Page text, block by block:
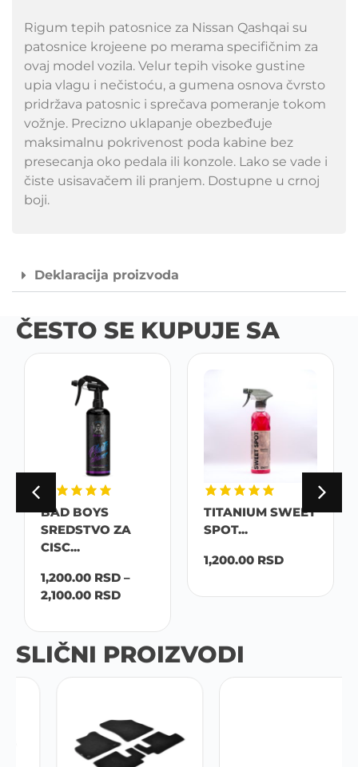
Rigum tepih patosnice za Nissan Qashqai su
patosnice krojeene po merama specifičnim za
ovaj model vozila. Velur tepih visoke gustine
upia vlagu i nečistoću, a gumena osnova čvrsto
pridržava patosnic i sprečava pomeranje tokom
vožnje. Precizno uklapanje obezbeđuje
maksimalnu pokrivenost poda kabine bez
presecanja oko pedala ili konzole. Lako se vade i
čiste usisavačem ili pranjem. Dostupne u crnoj
boji.
Deklaracija proizvoda
ČESTO SE KUPUJE SA
BAD BOYS
SREDSTVO ZA
CISC...
1,200.00 RSD –
2,100.00 RSD
TITANIUM SWEET
SPOT...
1,200.00 RSD
SLIČNI PROIZVODI